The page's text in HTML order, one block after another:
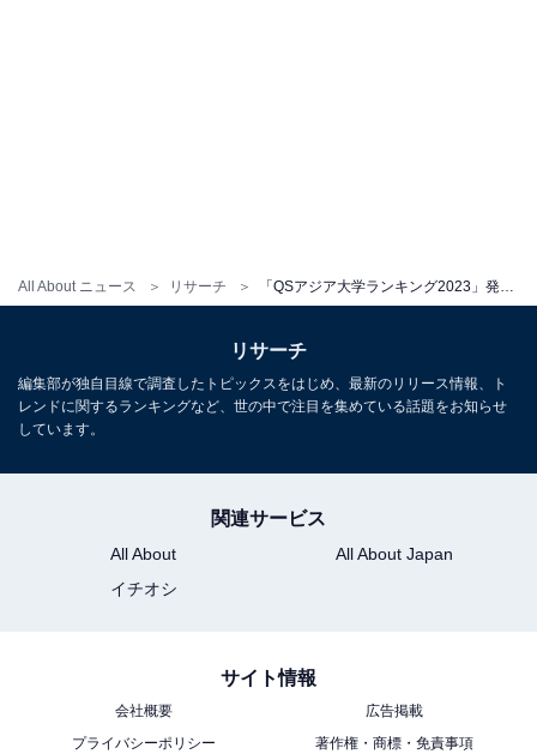
All About ニュース リサーチ
「QSアジア大学ランキング2022」発表！ 2位「北京大
学」を抑え1位になった大学、日本の大学の順位は？
リサーチ
編集部が独自目線で調査したトピックスをはじめ、最新のリリース情報、ト
レンドに関するランキングなど、世の中で注目を集めている話題をお知らせ
しています。
関連サービス
All About
All About Japan
イチオシ
サイト情報
会社概要
広告掲載
プライバシーポリシー
著作権・商標・免責事項